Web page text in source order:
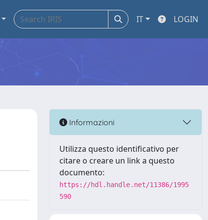
IT LOGIN
Informazioni
Utilizza questo identificativo per
citare o creare un link a questo
documento:
https://hdl.handle.net/11386/1995
590